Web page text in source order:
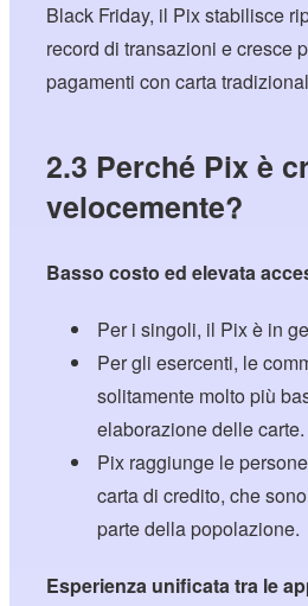
Black Friday, il Pix stabilisce
record di transazioni e cresce
pagamenti con carta
2.3 Perché Pix è
velocemente?
Basso costo ed elevata
Per i singoli, il Pix è in
Per gli esercenti, le
solitamente molto più
elaborazione delle carte.
Pix raggiunge le
carta di credito, che
parte della popolazione.
Esperienza unificata tra le